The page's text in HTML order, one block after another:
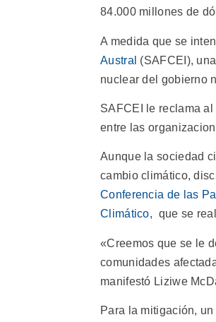
84.000 millones de
A medida que se
Austral (SAFCEI),
nuclear del gobierno
SAFCEI le reclama
entre las
Aunque la sociedad
cambio climático,
Conferencia de las
Climático, que se
«Creemos que se le
comunidades
manifestó Liziwe
Para la mitigación,